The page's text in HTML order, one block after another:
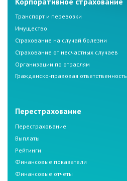
Транспорт и перевозки
Имущество
Страхование на случай болезни
Страхование от несчастных случаев
Организации по отраслям
Гражданско-правовая ответственность
Перестрахование
Перестрахование
Выплаты
Рейтинги
Финансовые показатели
Финансовые отчеты